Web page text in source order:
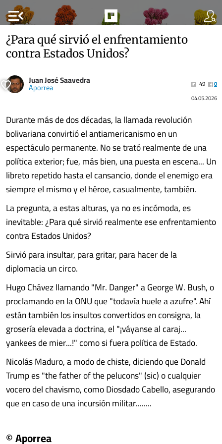
menu_open
¿Para qué sirvió el enfrentamiento
contra Estados Unidos?
Juan José Saavedra
Aporrea 49
0
04.05.2026
Durante más de dos décadas, la llamada revolución
bolivariana convirtió el antiamericanismo en un
espectáculo permanente. No se trató realmente de una
política exterior; fue, más bien, una puesta en escena... Un
libreto repetido hasta el cansancio, donde el enemigo era
siempre el mismo y el héroe, casualmente, también.
La pregunta, a estas alturas, ya no es incómoda, es
inevitable: ¿Para qué sirvió realmente ese enfrentamiento
contra Estados Unidos?
Sirvió para insultar, para gritar, para hacer de la
diplomacia un circo.
Hugo Chávez llamando "Mr. Danger" a George W. Bush, o
proclamando en la ONU que "todavía huele a azufre". Ahí
están también los insultos convertidos en consigna, la
grosería elevada a doctrina, el "¡váyanse al caraj...
yankees de mier...!" como si fuera política de Estado.
Nicolás Maduro, a modo de chiste, diciendo que Donald
Trump es "the father of the pelucons" (sic) o cualquier
vocero del chavismo, como Diosdado Cabello, asegurando
que en caso de una incursión militar........
© Aporrea